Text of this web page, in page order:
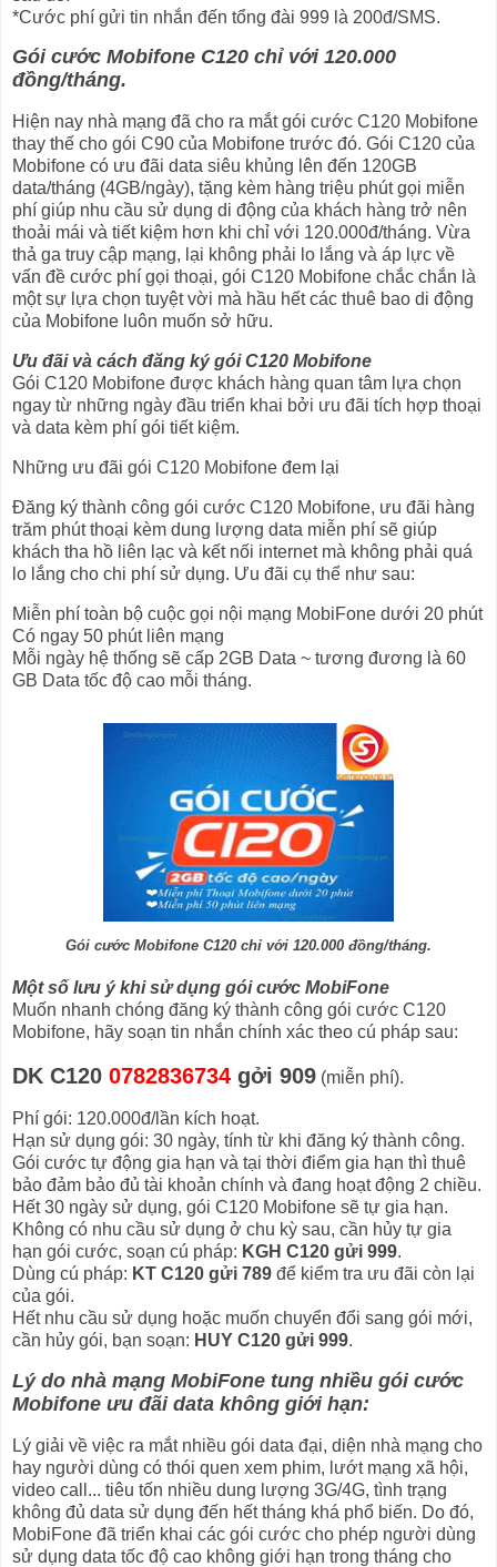
*Cước phí gửi tin nhắn đến tổng đài 999 là 200đ/SMS.
Gói cước Mobifone C120 chỉ với 120.000
đồng/tháng.
Hiện nay nhà mạng đã cho ra mắt gói cước C120 Mobifone
thay thế cho gói C90 của Mobifone trước đó. Gói C120 của
Mobifone có ưu đãi data siêu khủng lên đến 120GB
data/tháng (4GB/ngày), tặng kèm hàng triệu phút gọi miễn
phí giúp nhu cầu sử dụng di động của khách hàng trở nên
thoải mái và tiết kiệm hơn khi chỉ với 120.000đ/tháng. Vừa
thả ga truy cập mạng, lại không phải lo lắng và áp lực về
vấn đề cước phí gọi thoại, gói C120 Mobifone chắc chắn là
một sự lựa chọn tuyệt vời mà hầu hết các thuê bao di động
của Mobifone luôn muốn sở hữu.
Ưu đãi và cách đăng ký gói C120 Mobifone
Gói C120 Mobifone được khách hàng quan tâm lựa chọn
ngay từ những ngày đầu triển khai bởi ưu đãi tích hợp thoại
và data kèm phí gói tiết kiệm.
Những ưu đãi gói C120 Mobifone đem lại
Đăng ký thành công gói cước C120 Mobifone, ưu đãi hàng
trăm phút thoại kèm dung lượng data miễn phí sẽ giúp
khách tha hồ liên lạc và kết nối internet mà không phải quá
lo lắng cho chi phí sử dụng. Ưu đãi cụ thể như sau:
Miễn phí toàn bộ cuộc gọi nội mạng MobiFone dưới 20 phút
Có ngay 50 phút liên mạng
Mỗi ngày hệ thống sẽ cấp 2GB Data ~ tương đương là 60
GB Data tốc độ cao mỗi tháng.
Gói cước Mobifone C120 chỉ với 120.000 đồng/tháng.
Một số lưu ý khi sử dụng gói cước MobiFone
Muốn nhanh chóng đăng ký thành công gói cước C120
Mobifone, hãy soạn tin nhắn chính xác theo cú pháp sau:
DK C120 0782836734 gởi 909 (miễn phí).
Phí gói: 120.000đ/lần kích hoạt.
Hạn sử dụng gói: 30 ngày, tính từ khi đăng ký thành công.
Gói cước tự động gia hạn và tại thời điểm gia hạn thì thuê
bảo đảm bảo đủ tài khoản chính và đang hoạt động 2 chiều.
Hết 30 ngày sử dụng, gói C120 Mobifone sẽ tự gia hạn.
Không có nhu cầu sử dụng ở chu kỳ sau, cần hủy tự gia
hạn gói cước, soạn cú pháp: KGH C120 gửi 999.
Dùng cú pháp: KT C120 gửi 789 để kiểm tra ưu đãi còn lại
của gói.
Hết nhu cầu sử dụng hoặc muốn chuyển đổi sang gói mới,
cần hủy gói, bạn soạn: HUY C120 gửi 999.
Lý do nhà mạng MobiFone tung nhiều gói cước
Mobifone ưu đãi data không giới hạn:
Lý giải về việc ra mắt nhiều gói data đại, diện nhà mạng cho
hay người dùng có thói quen xem phim, lướt mạng xã hội,
video call... tiêu tốn nhiều dung lượng 3G/4G, tình trạng
không đủ data sử dụng đến hết tháng khá phổ biến. Do đó,
MobiFone đã triển khai các gói cước cho phép người dùng
sử dụng data tốc độ cao không giới hạn trong tháng cho